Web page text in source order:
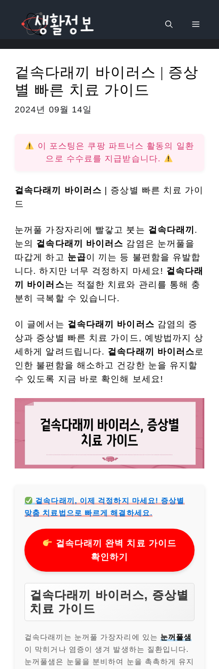
로
메
겉속다래끼 바이러스 | 증상
별 빠른 치료 가이드
2024년 09월 14일
이 포스팅은 쿠팡 파트너스 활동의 일환
으로 수수료를 지급받습니다.
겉속다래끼 바이러스 | 증상별 빠른 치료 가이
드
눈꺼풀 가장자리에 빨갛고 붓는 겉속다래끼 .
눈의 겉속다래끼 바이러스 감염은 눈꺼풀을
따갑게 하고 눈곱이 끼는 등 불편함을 유발합
니다. 하지만 너무 걱정하지 마세요! 겉속다래
끼 바이러스는 적절한 치료와 관리를 통해 충
분히 극복할 수 있습니다.
이 글에서는 겉속다래끼 바이러스 감염의 증
상과 증상별 빠른 치료 가이드, 예방법까지 상
세하게 알려드립니다. 겉속다래끼 바이러스로
인한 불편함을 해소하고 건강한 눈을 유지할
수 있도록 지금 바로 확인해 보세요!
겉속다래끼, 이제 걱정하지 마세요! 증상별
맞춤 치료법으로 빠르게 해결하세요.
겉속다래끼 완벽 치료 가이드
확인하기
겉속다래끼 바이러스, 증상별
치료 가이드
겉속다래끼는 눈꺼풀 가장자리에 있는 눈꺼풀샘
이 막히거나 염증이 생겨 발생하는 질환입니다.
눈꺼풀샘은 눈물을 분비하여 눈을 촉촉하게 유지